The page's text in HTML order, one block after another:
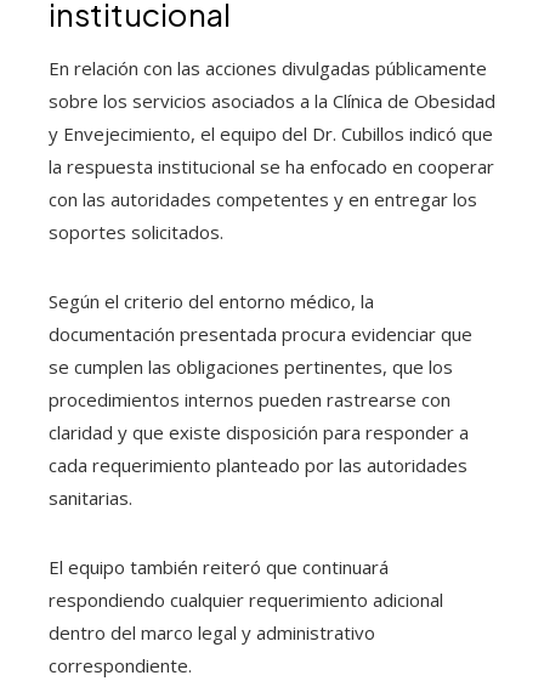
institucional
En relación con las acciones divulgadas públicamente
sobre los servicios asociados a la Clínica de Obesidad
y Envejecimiento, el equipo del Dr. Cubillos indicó que
la respuesta institucional se ha enfocado en cooperar
con las autoridades competentes y en entregar los
soportes solicitados.
Según el criterio del entorno médico, la
documentación presentada procura evidenciar que
se cumplen las obligaciones pertinentes, que los
procedimientos internos pueden rastrearse con
claridad y que existe disposición para responder a
cada requerimiento planteado por las autoridades
sanitarias.
El equipo también reiteró que continuará
respondiendo cualquier requerimiento adicional
dentro del marco legal y administrativo
correspondiente.